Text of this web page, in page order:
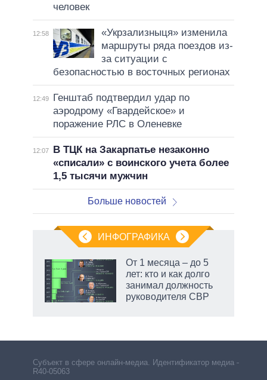
человек
12:58
«Укрзализныця» изменила
маршруты ряда поездов из-
за ситуации с
безопасностью в восточных регионах
12:49
Генштаб подтвердил удар по
аэродрому «Гвардейское» и
поражение РЛС в Оленевке
12:07
В ТЦК на Закарпатье незаконно
«списали» с воинского учета более
1,5 тысячи мужчин
Больше новостей
ИНФОГРАФИКА
От 1 месяца – до 5
лет: кто и как долго
занимал должность
руководителя СВР
Субъект в сфере онлайн-медиа. Идентификатор медиа –
R40-05063